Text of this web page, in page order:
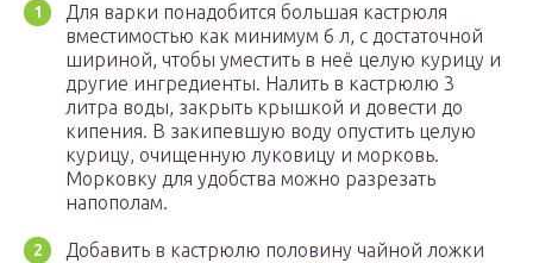
Для варки понадобится большая кастрюля
вместимостью как минимум 6 л, с достаточной
шириной, чтобы уместить в неё целую курицу и
другие ингредиенты. Налить в кастрюлю 3
литра воды, закрыть крышкой и довести до
кипения. В закипевшую воду опустить целую
курицу, очищенную луковицу и морковь.
Морковку для удобства можно разрезать
напополам.
Добавить в кастрюлю половину чайной ложки